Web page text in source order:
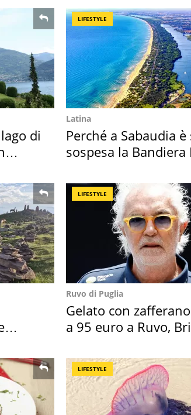
di
LIFESTYLE
Latina
Perché a Sabaudia
sospesa la Bandiera
LIFESTYLE
Ruvo di Puglia
Gelato con
a 95 euro a Ruvo,
LIFESTYLE